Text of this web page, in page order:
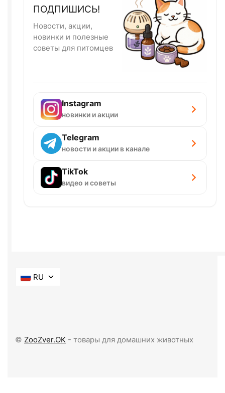
ПОДПИШИСЬ!
Новости, акции,
новинки и полезные
советы для питомцев
Instagram
новинки и акции
Telegram
новости и акции в канале
TikTok
видео и советы
RU
© ZooZver.OK - товары для домашних животных